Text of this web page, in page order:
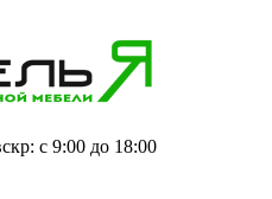
с 9:00 до 18:00